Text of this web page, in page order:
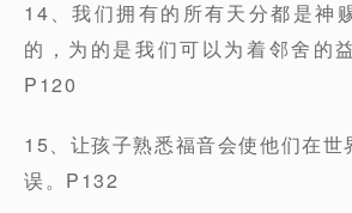
14、我们拥有的所有天分都是神
的，为的是我们可以为着邻舍的
P120
15、让孩子熟悉福音会使他们在世
误。P132